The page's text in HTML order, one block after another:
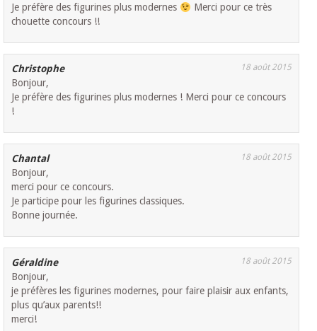
Je préfère des figurines plus modernes
Merci pour ce très
chouette concours !!
Christophe 18 août 2015
Bonjour,
Je préfère des figurines plus modernes ! Merci pour ce concours
!
Chantal 18 août 2015
Bonjour,
merci pour ce concours.
Je participe pour les figurines classiques.
Bonne journée.
Géraldine 18 août 2015
Bonjour,
je préfères les figurines modernes, pour faire plaisir aux enfants,
plus qu’aux parents!!
merci!